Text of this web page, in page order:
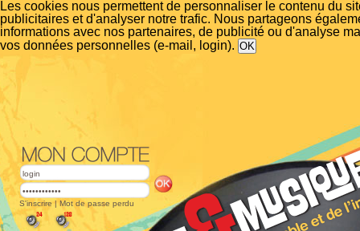
Les cookies nous permettent de personnaliser le contenu du
publicitaires et d'analyser notre trafic. Nous partageons
informations avec nos partenaires, de publicité ou d'analyse
vos données personnelles (e-mail, login).
S'inscrire | Mot de passe perdu